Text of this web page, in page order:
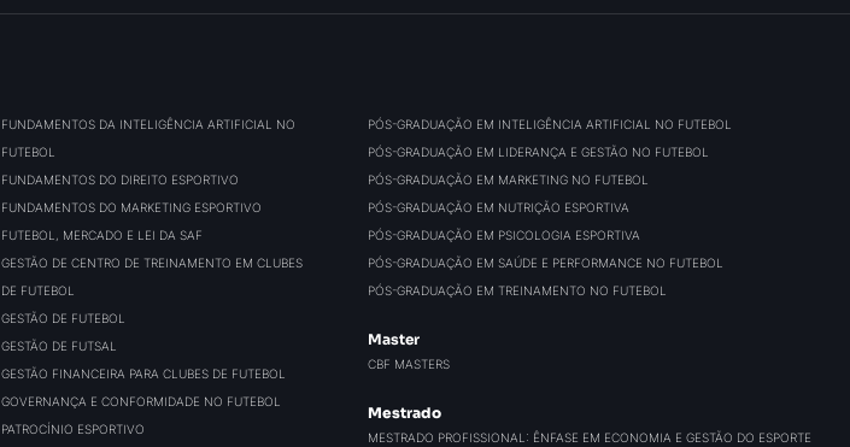
FUNDAMENTOS DA INTELIGÊNCIA ARTIFICIAL NO
FUTEBOL
FUNDAMENTOS DO DIREITO ESPORTIVO
FUNDAMENTOS DO MARKETING ESPORTIVO
FUTEBOL, MERCADO E LEI DA SAF
GESTÃO DE CENTRO DE TREINAMENTO EM CLUBES
DE FUTEBOL
GESTÃO DE FUTEBOL
GESTÃO DE FUTSAL
GESTÃO FINANCEIRA PARA CLUBES DE FUTEBOL
GOVERNANÇA E CONFORMIDADE NO FUTEBOL
PATROCÍNIO ESPORTIVO
PÓS-GRADUAÇÃO EM INTELIGÊNCIA ARTIFICIAL NO FUTEBOL
PÓS-GRADUAÇÃO EM LIDERANÇA E GESTÃO NO FUTEBOL
PÓS-GRADUAÇÃO EM MARKETING NO FUTEBOL
PÓS-GRADUAÇÃO EM NUTRIÇÃO ESPORTIVA
PÓS-GRADUAÇÃO EM PSICOLOGIA ESPORTIVA
PÓS-GRADUAÇÃO EM SAÚDE E PERFORMANCE NO FUTEBOL
PÓS-GRADUAÇÃO EM TREINAMENTO NO FUTEBOL
Master
CBF MASTERS
Mestrado
MESTRADO PROFISSIONAL: ÊNFASE EM ECONOMIA E GESTÃO DO ESPORTE